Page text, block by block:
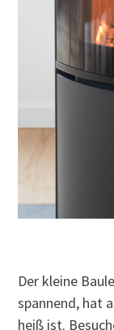
Der kleine
spannend, hat
heiß ist.